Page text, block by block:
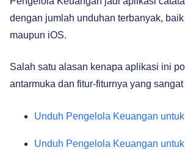
dengan jumlah unduhan terbanyak,
maupun iOS.
Salah satu alasan kenapa aplikasi ini
antarmuka dan fitur-fiturnya yang
Unduh Pengelola Keuangan
Unduh Pengelola Keuangan